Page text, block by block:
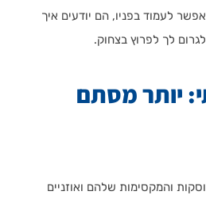
לעמוד בפניו, הם יודעים איך
לך לפרוץ בצחוק.
יותר מסתם
והמקסימות שלהם ואוזניים